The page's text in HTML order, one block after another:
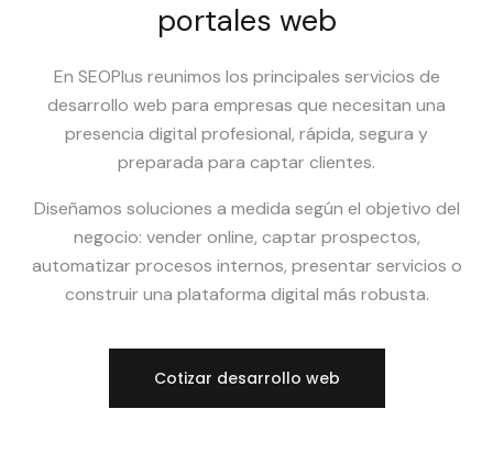
portales web
En SEOPlus reunimos los principales servicios de
desarrollo web para empresas que necesitan una
presencia digital profesional, rápida, segura y
preparada para captar clientes.
Diseñamos soluciones a medida según el objetivo del
negocio: vender online, captar prospectos,
automatizar procesos internos, presentar servicios o
construir una plataforma digital más robusta.
Cotizar desarrollo web